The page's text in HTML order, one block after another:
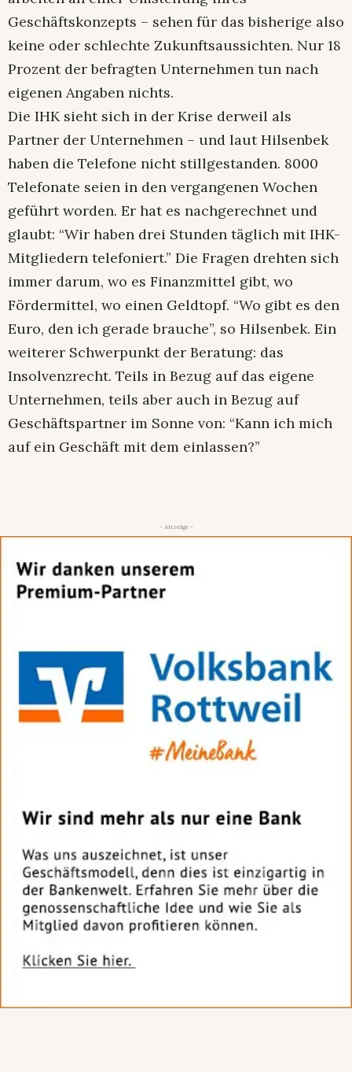
Geschäftskonzepts – sehen für das bisherige also
keine oder schlechte Zukunftsaussichten. Nur 18
Prozent der befragten Unternehmen tun nach
eigenen Angaben nichts.
Die IHK sieht sich in der Krise derweil als
Partner der Unternehmen – und laut Hilsenbek
haben die Telefone nicht stillgestanden. 8000
Telefonate seien in den vergangenen Wochen
geführt worden. Er hat es nachgerechnet und
glaubt: “Wir haben drei Stunden täglich mit IHK-
Mitgliedern telefoniert.” Die Fragen drehten sich
immer darum, wo es Finanzmittel gibt, wo
Fördermittel, wo einen Geldtopf. “Wo gibt es den
Euro, den ich gerade brauche”, so Hilsenbek. Ein
weiterer Schwerpunkt der Beratung: das
Insolvenzrecht. Teils in Bezug auf das eigene
Unternehmen, teils aber auch in Bezug auf
Geschäftspartner im Sonne von: “Kann ich mich
auf ein Geschäft mit dem einlassen?”
- Anzeige -